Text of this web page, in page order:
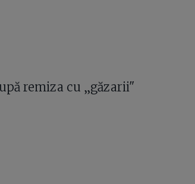
remiza cu „găzarii"